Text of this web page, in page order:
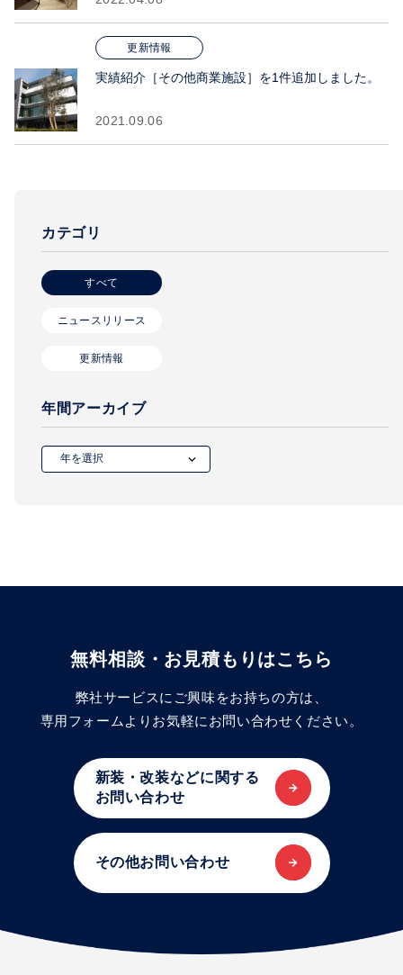
更新情報
実績紹介［その他商業施設］を1件追加しました。
2021.09.06
カテゴリ
すべて
ニュースリリース
更新情報
年間アーカイブ
無料相談・お見積もりはこちら
弊社サービスにご興味をお持ちの方は、
専用フォームよりお気軽にお問い合わせください。
新装・改装などに関する
お問い合わせ
その他お問い合わせ